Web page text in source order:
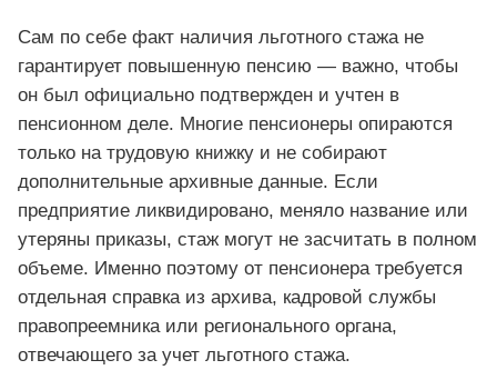
Сам по себе факт наличия льготного стажа не
гарантирует повышенную пенсию — важно, чтобы
он был официально подтвержден и учтен в
пенсионном деле. Многие пенсионеры опираются
только на трудовую книжку и не собирают
дополнительные архивные данные. Если
предприятие ликвидировано, меняло название или
утеряны приказы, стаж могут не засчитать в полном
объеме. Именно поэтому от пенсионера требуется
отдельная справка из архива, кадровой службы
правопреемника или регионального органа,
отвечающего за учет льготного стажа.